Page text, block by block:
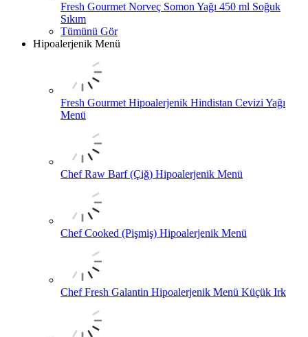
Fresh Gourmet Norveç Somon Yağı 450 ml Soğuk
Sıkım
Tümünü Gör
Hipoalerjenik Menü
Fresh Gourmet Hipoalerjenik Hindistan Cevizi Yağı
Menü
Chef Raw Barf (Çiğ) Hipoalerjenik Menü
Chef Cooked (Pişmiş) Hipoalerjenik Menü
Chef Fresh Galantin Hipoalerjenik Menü Küçük Irk